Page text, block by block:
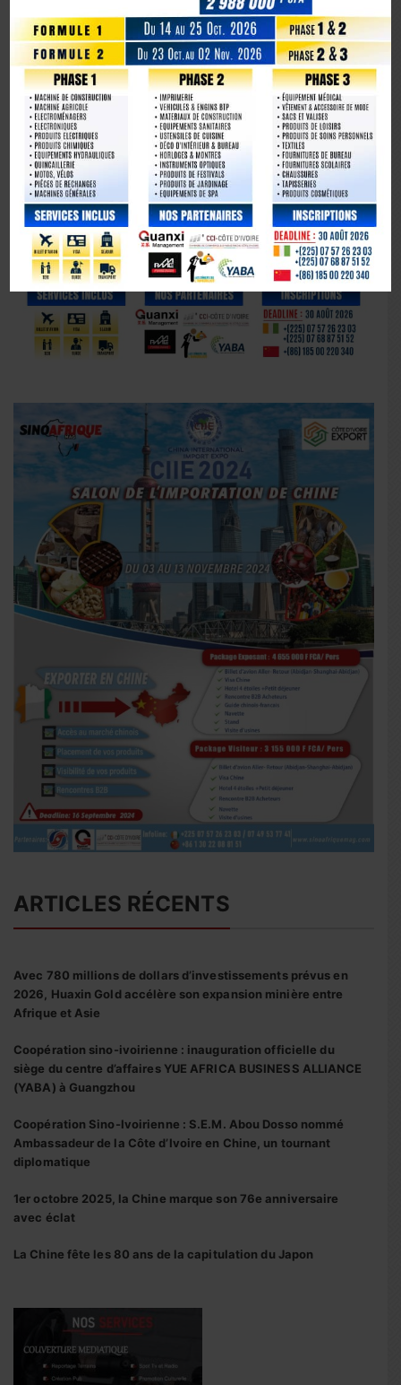
ARTICLES RÉCENTS
Avec 780 millions de dollars d’investissements prévus en
2026, Huaxin Gold accélère son expansion minière entre
Afrique et Asie
Coopération sino-ivoirienne : inauguration officielle du
siège du centre d’affaires YUE AFRICA BUSINESS ALLIANCE
(YABA) à Guangzhou
Coopération Sino-Ivoirienne : S.E.M. Abou Dosso nommé
Ambassadeur de la Côte d’Ivoire en Chine, un tournant
diplomatique
1er octobre 2025, la Chine marque son 76e anniversaire
avec éclat
La Chine fête les 80 ans de la capitulation du Japon